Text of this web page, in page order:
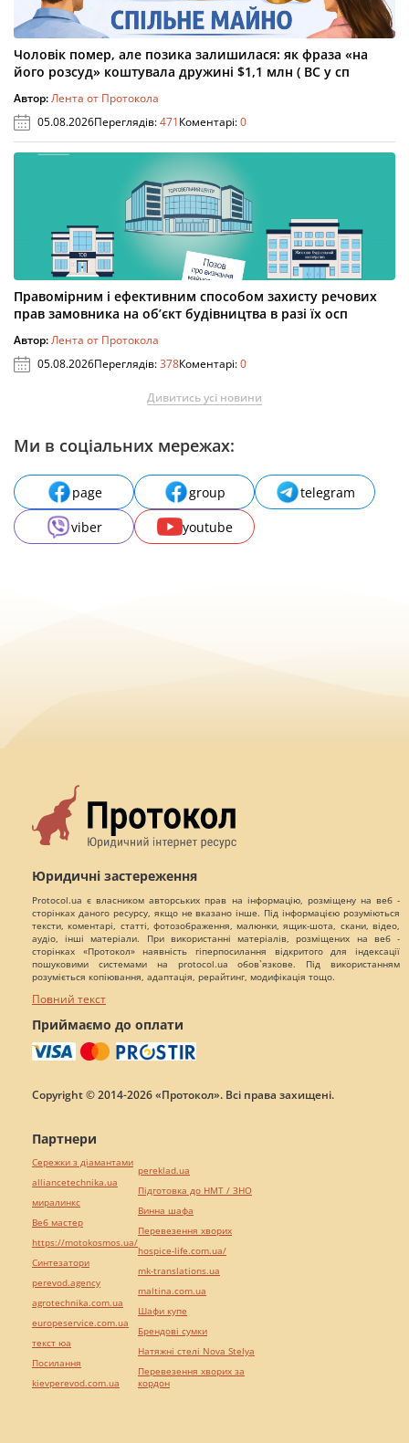
Чоловік помер, але позика залишилася: як фраза «на
його розсуд» коштувала дружині $1,1 млн ( ВС у сп
Автор:Лента от Протокола
05.08.2026Переглядів:471Коментарі:0
Правомірним і ефективним способом захисту речових
прав замовника на об’єкт будівництва в разі їх осп
Автор:Лента от Протокола
05.08.2026Переглядів:378Коментарі:0
Дивитись усі новини
Ми в соціальних мережах:
page group
telegram
viber
youtube
Юридичні застереження
Protocol.ua є власником авторських прав на інформацію, розміщену на веб -
сторінках даного ресурсу, якщо не вказано інше. Під інформацією розуміються
тексти, коментарі, статті, фотозображення, малюнки, ящик-шота, скани, відео,
аудіо, інші матеріали. При використанні матеріалів, розміщених на веб -
сторінках «Протокол» наявність гіперпосилання відкритого для індексації
пошуковими системами на protocol.ua обов`язкове. Під використанням
розуміється копіювання, адаптація, рерайтинг, модифікація тощо.
Повний текст
Приймаємо до оплати
Copyright © 2014-2026 «Протокол». Всі права захищені.
Партнери
Сережки з діамантами
alliancetechnika.ua
миралинкс
Веб мастер
https://motokosmos.ua/
Синтезатори
perevod.agency
agrotechnika.com.ua
europeservice.com.ua
текст юа
Посилання
kievperevod.com.ua
pereklad.ua
Підготовка до НМТ / ЗНО
Винна шафа
Перевезення хворих
hospice-life.com.ua/
mk-translations.ua
maltina.com.ua
Шафи купе
Брендові сумки
Натяжні стелі Nova Stelya
Перевезення хворих за
кордон